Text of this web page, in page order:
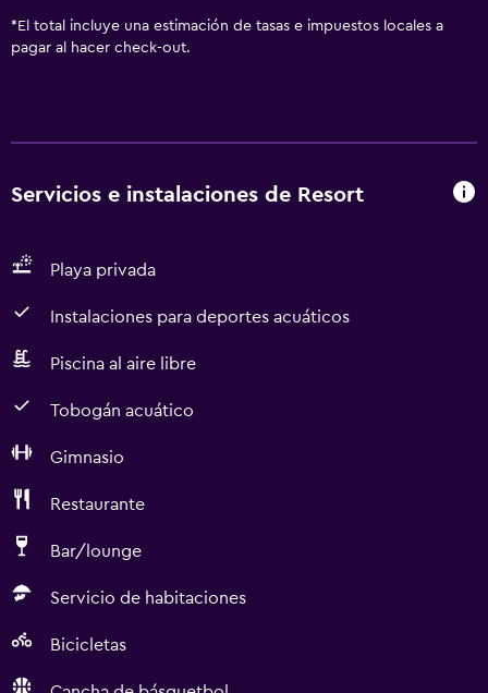
* El total incluye una estimación de tasas e impuestos locales a
pagar al hacer check-out.
Servicios e instalaciones de Resort
Playa privada
Instalaciones para deportes acuáticos
Piscina al aire libre
Tobogán acuático
Gimnasio
Restaurante
Bar/lounge
Servicio de habitaciones
Bicicletas